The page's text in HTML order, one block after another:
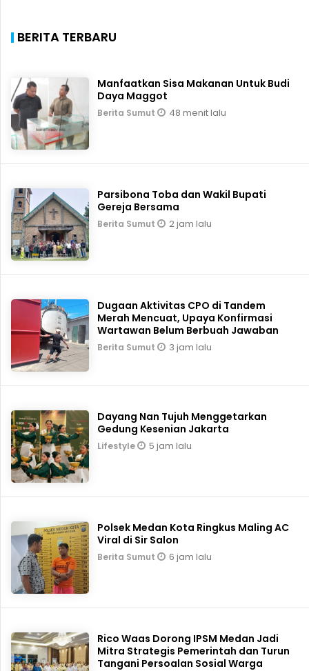
BERITA TERBARU
Manfaatkan Sisa Makanan Untuk Budi
Daya Maggot
Berita Sumut 48 menit lalu
Parsibona Toba dan Wakil Bupati
Gereja Bersama
Berita Sumut 2 jam lalu
Dugaan Aktivitas CPO di Tandem
Merah Mencuat, Upaya Konfirmasi
Wartawan Belum Berbuah Jawaban
Berita Sumut 3 jam lalu
Dayang Nan Tujuh Menggetarkan
Gedung Kesenian Jakarta
Lifestyle 5 jam lalu
Polsek Medan Kota Ringkus Maling AC
Viral di Sir Salon
Berita Sumut 6 jam lalu
Rico Waas Dorong IPSM Medan Jadi
Mitra Strategis Pemerintah dan Turun
Tangani Persoalan Sosial Warga